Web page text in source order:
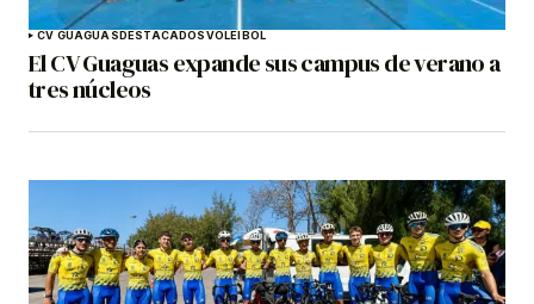
CV GUAGUASDESTACADOSVOLEIBOL
El CV Guaguas expande sus campus de verano a
tres núcleos